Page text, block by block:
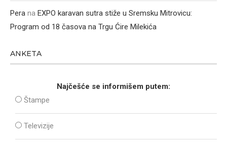
Pera na EXPO karavan sutra stiže u Sremsku Mitrovicu:
Program od 18 časova na Trgu Ćire Milekića
ANKETA
Najčešće se informišem putem:
Štampe
Televizije